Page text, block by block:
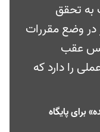
به تحقق
در وضع مقررات
عقب
را دارد که
برای پایگاه